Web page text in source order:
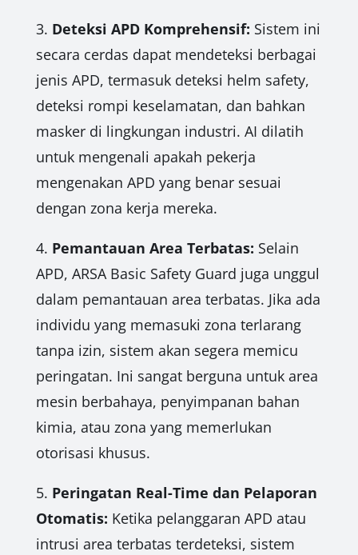
3. Deteksi APD Komprehensif: Sistem ini
secara cerdas dapat mendeteksi berbagai
jenis APD, termasuk deteksi helm safety,
deteksi rompi keselamatan, dan bahkan
masker di lingkungan industri. AI dilatih
untuk mengenali apakah pekerja
mengenakan APD yang benar sesuai
dengan zona kerja mereka.
4. Pemantauan Area Terbatas: Selain
APD, ARSA Basic Safety Guard juga unggul
dalam pemantauan area terbatas. Jika ada
individu yang memasuki zona terlarang
tanpa izin, sistem akan segera memicu
peringatan. Ini sangat berguna untuk area
mesin berbahaya, penyimpanan bahan
kimia, atau zona yang memerlukan
otorisasi khusus.
5. Peringatan Real-Time dan Pelaporan
Otomatis: Ketika pelanggaran APD atau
intrusi area terbatas terdeteksi, sistem